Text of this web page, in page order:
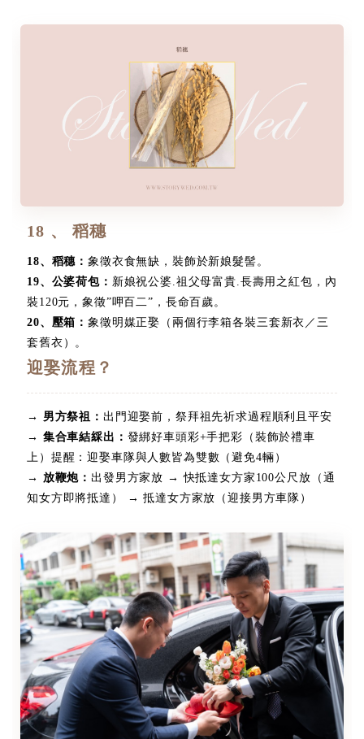
18 、 稻穗
18、 稻穗：象徵衣食無缺，裝飾於新娘髮髻。
19、 公婆荷包： 新娘祝公婆.祖父母富貴.長壽用之紅包，內
裝120元，象徵”呷百二”，長命百歲。
20、 壓箱：象徵明媒正娶（兩個行李箱各裝三套新衣／三
套舊衣）。
迎娶流程？
→ 男方祭祖： 出門迎娶前，祭拜祖先祈求過程順利且平安
→ 集合車結綵出： 發綁好車頭彩+手把彩（裝飾於禮車
上）提醒：迎娶車隊與人數皆為雙數（避免4輛）
→ 放鞭炮：出發男方家放 → 快抵達女方家100公尺放（通
知女方即將抵達） → 抵達女方家放（迎接男方車隊）